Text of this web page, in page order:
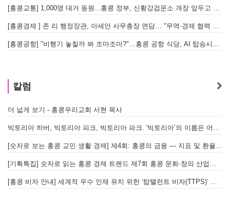
[홍콩교통] 1,000명 대거 동원...홍콩 정부, 신황강검문소 개장 앞두고 실전 훈련 돌입
[홍콩경제 ] 존 리 행정장관, 아세안 사무총장 면담… "무역·경제 협력 한층 강화한다"
[홍콩공항] "비행기 놓칠까 봐 조마조마?"…홍콩 공항 식당, AI 탑승시간 계산해 메뉴 추천해 준다
칼럼
더 넓게 보기 - 홍콩우리교회 서현 목사
빅토리아 하버, 빅토리아 피크, 빅토리아 파크. '빅토리아’의 이름은 어떻게 온 걸까? - [이승권 원장의 생활칼럼]
[숫자로 보는 홍콩 교민 생활 경제] 제4회: 홍콩의 금융 — 지표 및 환율, MPF 운영 현황
[기획특집] 숫자로 읽는 홍콩 경제 트렌드 제7회 홍콩 문화·창의 산업의 구조와 분야별 동향
[홍콩 비자 안내] 세계적 우수 인재 유치 위한 ‘탑탤런트 비자(TTPS)’ 주요 요건